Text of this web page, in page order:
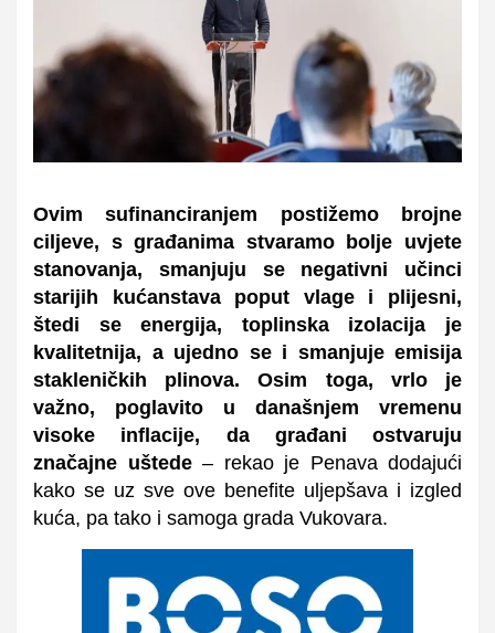
Ovim sufinanciranjem postižemo brojne
ciljeve, s građanima stvaramo bolje uvjete
stanovanja, smanjuju se negativni učinci
starijih kućanstava poput vlage i plijesni,
štedi se energija, toplinska izolacija je
kvalitetnija, a ujedno se i smanjuje emisija
stakleničkih plinova. Osim toga, vrlo je
važno, poglavito u današnjem vremenu
visoke inflacije, da građani ostvaruju
značajne uštede– rekao je Penava dodajući
kako se uz sve ove benefite uljepšava i izgled
kuća, pa tako i samoga grada Vukovara.